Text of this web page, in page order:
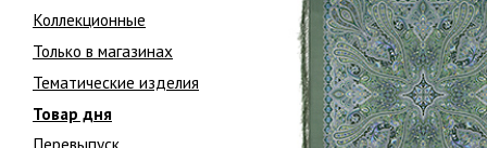
Коллекционные
Только в магазинах
Тематические изделия
Товар дня